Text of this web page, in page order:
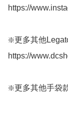
https://
❇️更多其他
https://
❇️更多其他手袋